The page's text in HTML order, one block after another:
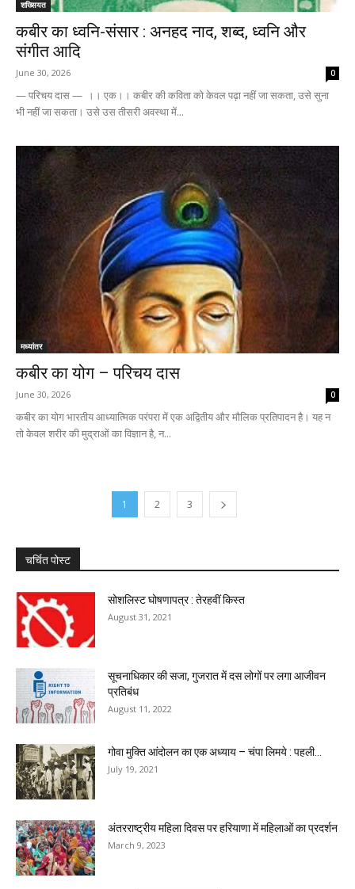
शख्सियत
कबीर का ध्वनि-संसार : अनहद नाद, शब्द, ध्वनि और
संगीत आदि
June 30, 2026 0
— परिचय दास — ।। एक।। कबीर की कविता को केवल पढ़ा नहीं जा सकता, उसे सुना
भी नहीं जा सकता। उसे उस तीसरी अवस्था में...
मध्यांतर
कबीर का योग – परिचय दास
June 30, 2026 0
कबीर का योग भारतीय आध्यात्मिक परंपरा में एक अद्वितीय और मौलिक प्रतिपादन है। यह न
तो केवल शरीर की मुद्राओं का विज्ञान है, न...
1 2 3
चर्चित पोस्ट
सोशलिस्ट घोषणापत्र : तेरहवीं किस्त
August 31, 2021
सूचनाधिकार की सजा, गुजरात में दस लोगों पर लगा आजीवन
प्रतिबंध
August 11, 2022
गोवा मुक्ति आंदोलन का एक अध्याय – चंपा लिमये : पहली...
July 19, 2021
अंतरराष्ट्रीय महिला दिवस पर हरियाणा में महिलाओं का प्रदर्शन
March 9, 2023